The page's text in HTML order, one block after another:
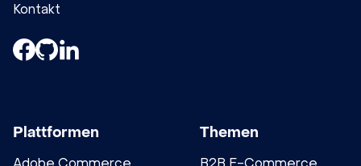
Kontakt
Plattformen Themen